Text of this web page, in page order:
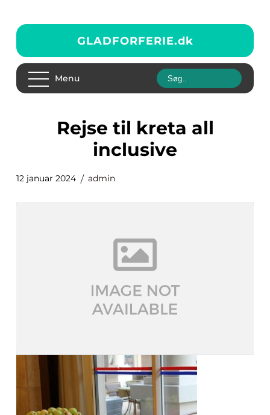
GLADFORFERIE.dk
Menu
rejse til kreta all
inclusive
12 januar 2024 admin